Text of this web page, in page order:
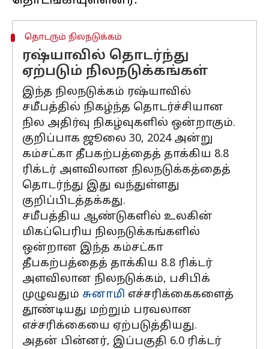
தொடரும் நிலநடுக்கம்
ரஷ்யாவில் தொடர்ந்து
ஏற்படும் நிலநடுக்கங்கள்
இந்த நிலநடுக்கம் ரஷ்யாவில்
சமீபத்தில் நிகழ்ந்த தொடர்ச்சியான
நில அதிர்வு நிகழ்வுகளில் ஒன்றாகும்.
குறிப்பாக ஜூலை 30, 2024 அன்று
கம்சட்கா தீபகற்பத்தைத் தாக்கிய 8.8
ரிக்டர் அளவிலான நிலநடுக்கத்தைத்
தொடர்ந்து இது வந்துள்ளது
குறிப்பிடத்தக்கது.
சமீபத்திய ஆண்டுகளில் உலகின்
மிகப்பெரிய நிலநடுக்கங்களில்
ஒன்றான இந்த கம்சட்கா
தீபகற்பத்தைத் தாக்கிய 8.8 ரிக்டர்
அளவிலான நிலநடுக்கம், பசிபிக்
முழுவதும் சுனாமி எச்சரிக்கைகளைத்
தூண்டியது மற்றும் பரவலான
எச்சரிக்கையை ஏற்படுத்தியது.
அதன் பின்னர், இப்பகுதி 6.0 ரிக்டர்